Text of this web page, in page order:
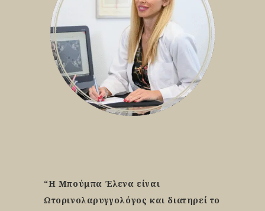
“Η Μπούμπα Έλενα είναι
Ωτορινολαρυγγολόγος και διατηρεί το